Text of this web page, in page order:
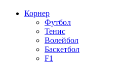
Корнер
Футбол
Тенис
Волейбол
Баскетбол
F1